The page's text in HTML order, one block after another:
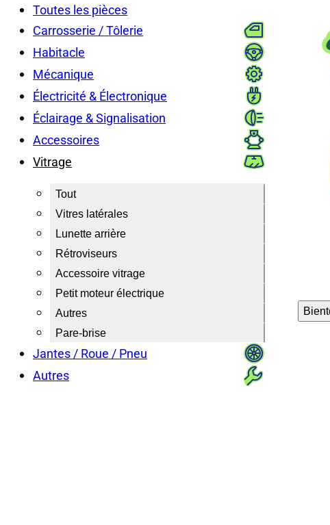
Toutes les pièces
Carrosserie / Tôlerie
Habitacle
Mécanique
Électricité & Électronique
Éclairage & Signalisation
Accessoires
Vitrage
Tout
Vitres latérales
Lunette arrière
Rétroviseurs
Accessoire vitrage
Petit moteur électrique
Autres
Pare-brise
Jantes / Roue / Pneu
Autres